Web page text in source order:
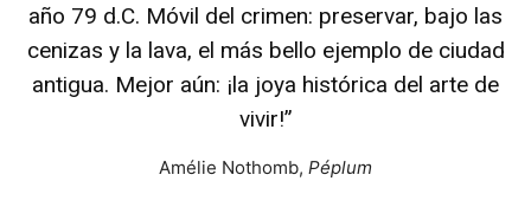
año 79 d.C. Móvil del crimen: preservar, bajo las
cenizas y la lava, el más bello ejemplo de ciudad
antigua. Mejor aún: ¡la joya histórica del arte de
vivir!”
Amélie Nothomb, Péplum